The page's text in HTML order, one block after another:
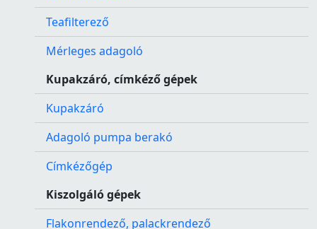
Teafilterező
Mérleges adagoló
Kupakzáró, címkéző gépek
Kupakzáró
Adagoló pumpa berakó
Címkézőgép
Kiszolgáló gépek
Flakonrendező, palackrendező